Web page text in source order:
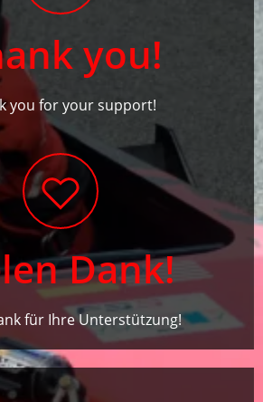
you!
you for your support!
Dank!
für Ihre Unterstützung!